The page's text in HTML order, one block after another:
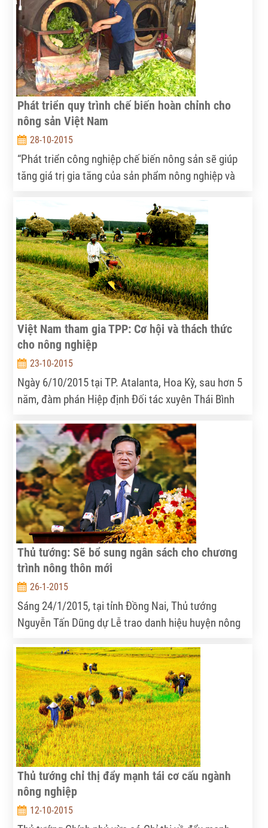
Phát triển quy trình chế biến hoàn chỉnh cho
nông sản Việt Nam
28-10-2015
“Phát triển công nghiệp chế biến nông sản sẽ giúp
tăng giá trị gia tăng của sản phẩm nông nghiệp và
xuất hàng hóa, là bước đệm để xây dựng Việt Nam
thành trung tâm chế biến của thế giới”.
Việt Nam tham gia TPP: Cơ hội và thách thức
cho nông nghiệp
23-10-2015
Ngày 6/10/2015 tại TP. Atalanta, Hoa Kỳ, sau hơn 5
năm, đàm phán Hiệp định Đối tác xuyên Thái Bình
Thủ tướng: Sẽ bổ sung ngân sách cho chương
trình nông thôn mới
26-1-2015
Sáng 24/1/2015, tại tỉnh Đồng Nai, Thủ tướng
Nguyễn Tấn Dũng dự Lễ trao danh hiệu huyện nông
Khánh. Đây là hai huyện đầu tiên của cả nước vinh
dự đón nhận danh hiệu này sau hơn 4 năm cả nước
thực chương trình.
Thủ tướng chỉ thị đẩy mạnh tái cơ cấu ngành
nông nghiệp
12-10-2015